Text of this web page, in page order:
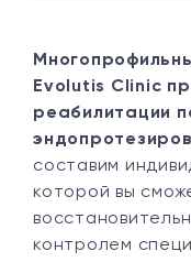
Evolutis Clinic
реабилитации
составим
которой вы
контролем